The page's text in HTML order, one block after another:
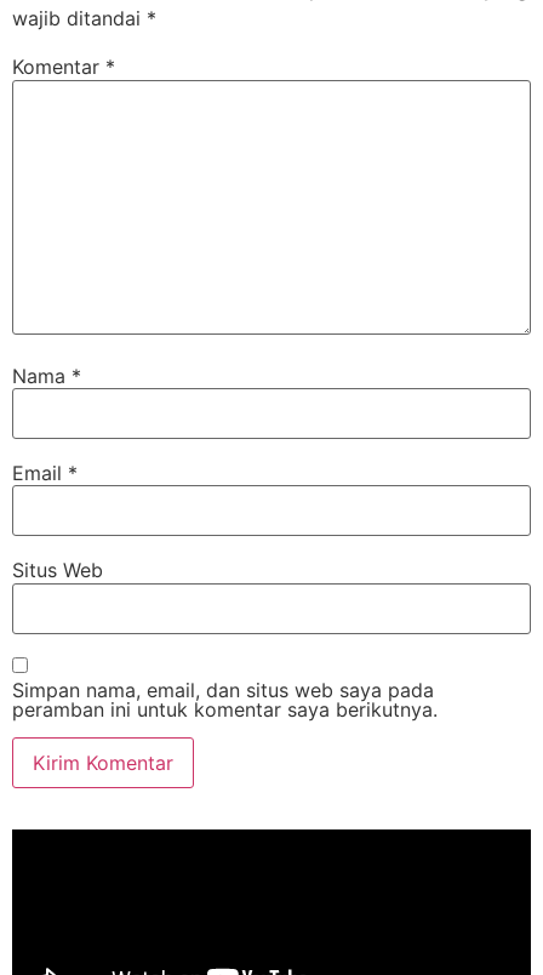
wajib ditandai *
Komentar *
Nama *
Email *
Situs Web
Simpan nama, email, dan situs web saya pada
peramban ini untuk komentar saya berikutnya.